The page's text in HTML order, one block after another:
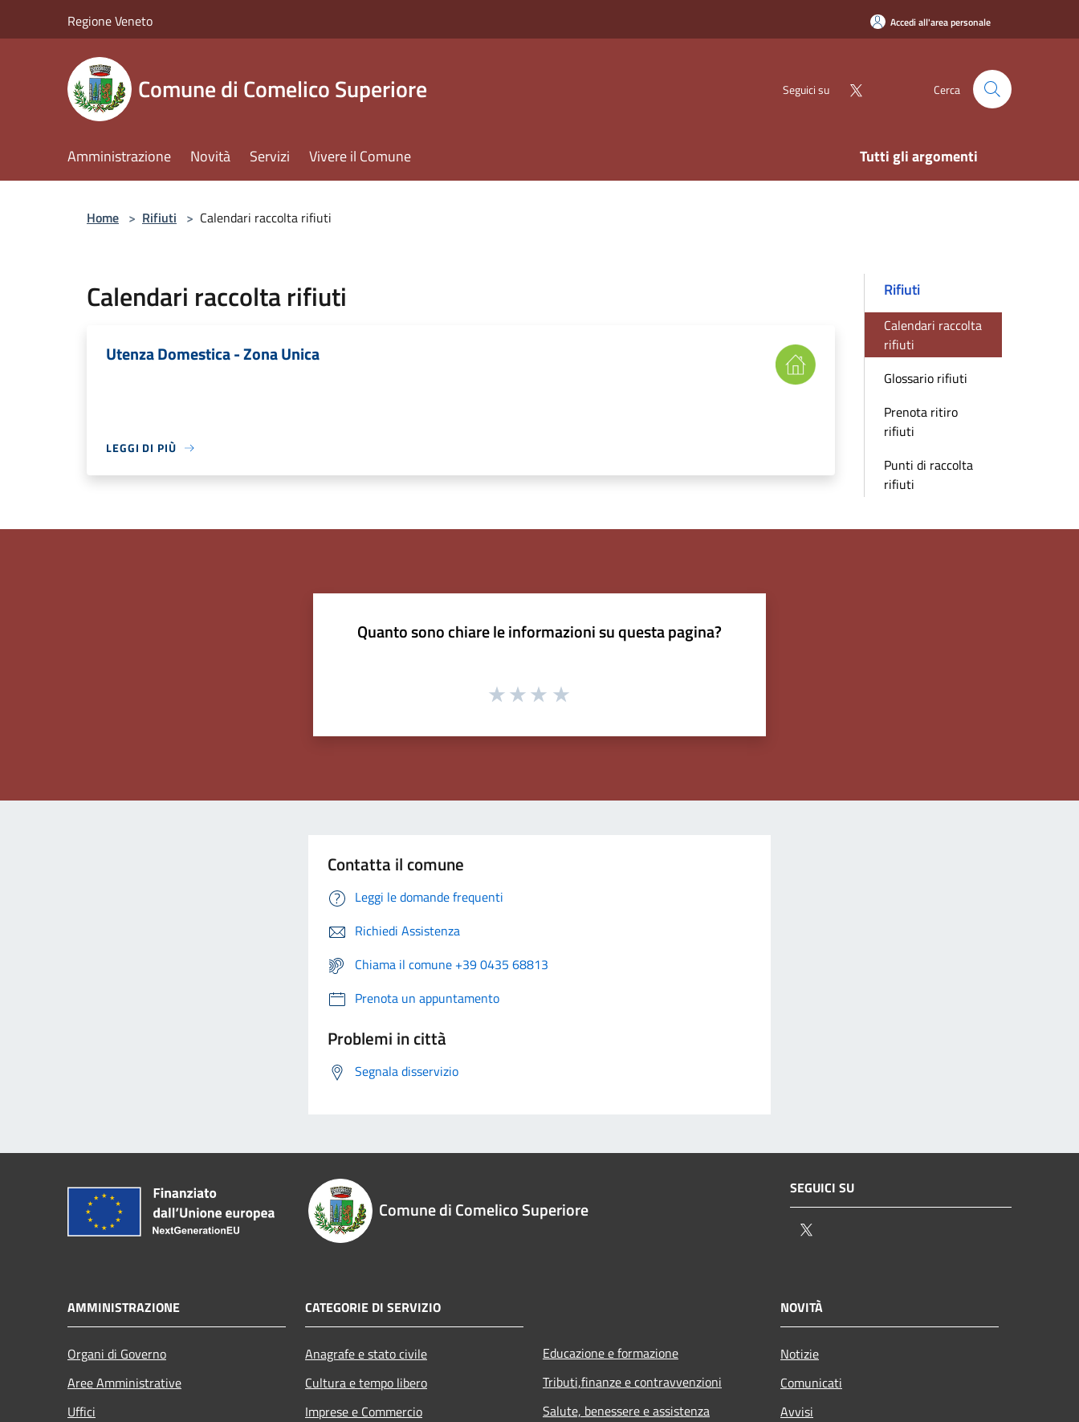
Regione Veneto Accedi all'area personale
Comune di Comelico Superiore Seguici su Cerca
Amministrazione Novità Servizi Vivere il Comune Tutti gli argomenti
Home > Rifiuti > Calendari raccolta rifiuti
Calendari raccolta rifiuti
Utenza Domestica - Zona Unica
LEGGI DI PIÙ
Rifiuti
Calendari raccolta
rifiuti
Glossario rifiuti
Prenota ritiro
rifiuti
Punti di raccolta
rifiuti
Quanto sono chiare le informazioni su questa pagina?
Contatta il comune
Leggi le domande frequenti
Richiedi Assistenza
Chiama il comune +39 0435 68813
Prenota un appuntamento
Problemi in città
Segnala disservizio
Comune di Comelico Superiore
SEGUICI SU
AMMINISTRAZIONE
Organi di Governo
Aree Amministrative
Uffici
CATEGORIE DI SERVIZIO
Anagrafe e stato civile
Cultura e tempo libero
Imprese e Commercio
Educazione e formazione
Tributi,finanze e contravvenzioni
Salute, benessere e assistenza
NOVITÀ
Notizie
Comunicati
Avvisi